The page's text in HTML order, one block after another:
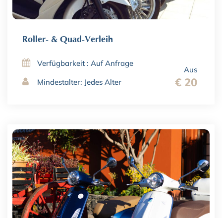
Roller- & Quad-Verleih
Aus
€ 20
Verfügbarkeit : Auf Anfrage
Mindestalter: Jedes Alter